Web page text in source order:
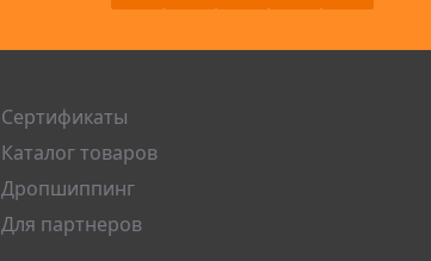
Сертификаты
Каталог товаров
Дропшиппинг
Для партнеров